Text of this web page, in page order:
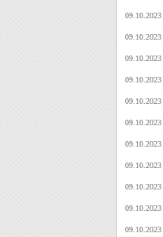
09.10.2023
09.10.2023
09.10.2023
09.10.2023
09.10.2023
09.10.2023
09.10.2023
09.10.2023
09.10.2023
09.10.2023
09.10.2023